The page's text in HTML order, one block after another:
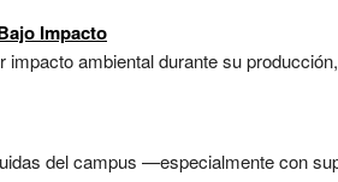
Impacto
impacto ambiental durante su
del campus —especialmente con